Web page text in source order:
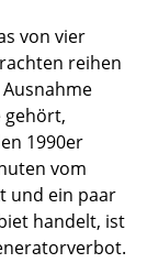
von vier
reihen
gehört,
1990er
vom
und ein paar
handelt, ist